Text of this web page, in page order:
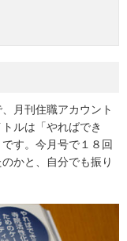
月刊住職アカウント
ルは「やればでき
す。今月号で１８回
かと、自分でも振り